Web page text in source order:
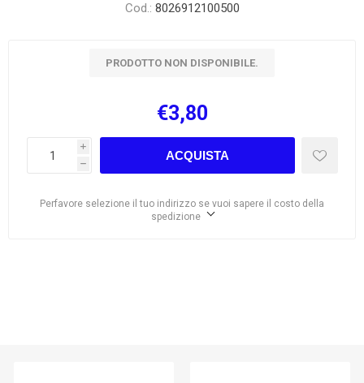
Cod.: 8026912100500
PRODOTTO NON DISPONIBILE.
€3,80
i
h
ACQUISTA
Perfavore selezione il tuo indirizzo se vuoi sapere il costo della
spedizione